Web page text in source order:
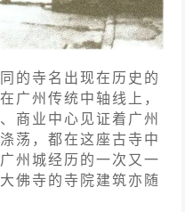
的寺名出现在历史的
广州传统中轴线上，
商业中心见证着广州
荡，都在这座古寺中
州城经历的一次又一
佛寺的寺院建筑亦随